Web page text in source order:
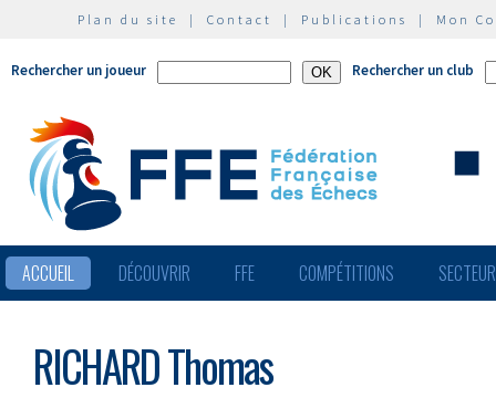
Plan du site | Contact | Publications | Mon
Rechercher un joueur Rechercher un club
ACCUEIL DÉCOUVRIR FFE COMPÉTITIONS
RICHARD Thomas